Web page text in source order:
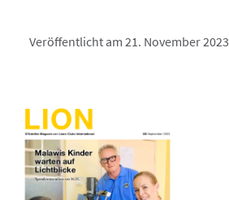
Veröffentlicht am 21. November 2023